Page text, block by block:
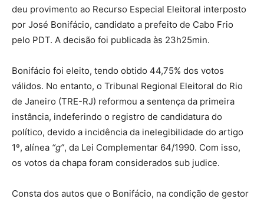
deu provimento ao Recurso Especial Eleitoral interposto
por José Bonifácio, candidato a prefeito de Cabo Frio
pelo PDT. A decisão foi publicada às 23h25min.
Bonifácio foi eleito, tendo obtido 44,75% dos votos
válidos. No entanto, o Tribunal Regional Eleitoral do Rio
de Janeiro (TRE-RJ) reformou a sentença da primeira
instância, indeferindo o registro de candidatura do
político, devido a incidência da inelegibilidade do artigo
1º, alínea “g”, da Lei Complementar 64/1990. Com isso,
os votos da chapa foram considerados sub judice.
Consta dos autos que o Bonifácio, na condição de gestor